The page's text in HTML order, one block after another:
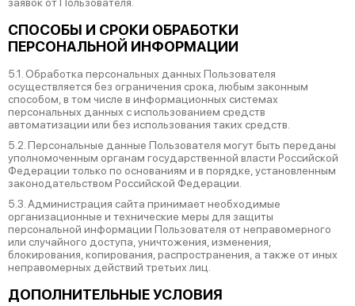
СПОСОБЫ И СРОКИ ОБРАБОТКИ
ПЕРСОНАЛЬНОЙ ИНФОРМАЦИИ
5.1. Обработка персональных данных Пользователя
осуществляется без ограничения срока, любым законным
способом, в том числе в информационных системах
персональных данных с использованием средств
автоматизации или без использования таких средств.
5.2. Персональные данные Пользователя могут быть переданы
уполномоченным органам государственной власти Российской
Федерации только по основаниям и в порядке, установленным
законодательством Российской Федерации.
5.3. Администрация сайта принимает необходимые
организационные и технические меры для защиты
персональной информации Пользователя от неправомерного
или случайного доступа, уничтожения, изменения,
блокирования, копирования, распространения, а также от иных
неправомерных действий третьих лиц.
ДОПОЛНИТЕЛЬНЫЕ УСЛОВИЯ